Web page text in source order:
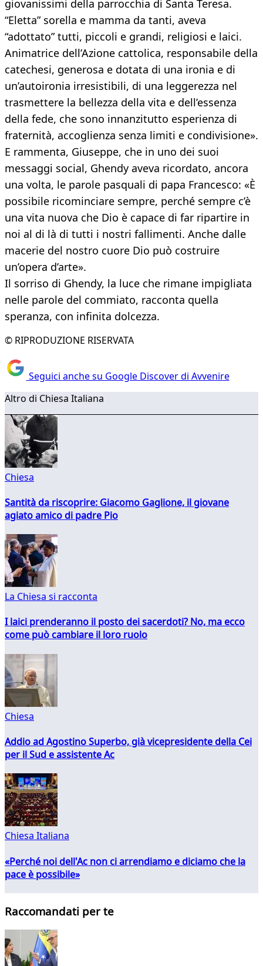
giovanissimi della parrocchia di Santa Teresa.
“Eletta” sorella e mamma da tanti, aveva
“adottato” tutti, piccoli e grandi, religiosi e laici.
Animatrice dell’Azione cattolica, responsabile della
catechesi, generosa e dotata di una ironia e di
un’autoironia irresistibili, di una leggerezza nel
trasmettere la bellezza della vita e dell’essenza
della fede, che sono innanzitutto esperienza di
fraternità, accoglienza senza limiti e condivisione».
E rammenta, Giuseppe, che in uno dei suoi
messaggi social, Ghendy aveva ricordato, ancora
una volta, le parole pasquali di papa Francesco: «È
possibile ricominciare sempre, perché sempre c’è
una vita nuova che Dio è capace di far ripartire in
noi al di là di tutti i nostri fallimenti. Anche dalle
macerie del nostro cuore Dio può costruire
un’opera d’arte».
Il sorriso di Ghendy, la luce che rimane impigliata
nelle parole del commiato, racconta quella
speranza, con infinita dolcezza.
© RIPRODUZIONE RISERVATA
Seguici anche su Google Discover di Avvenire
Altro di Chiesa Italiana
Chiesa
Santità da riscoprire: Giacomo Gaglione, il giovane
agiato amico di padre Pio
La Chiesa si racconta
I laici prenderanno il posto dei sacerdoti? No, ma ecco
come può cambiare il loro ruolo
Chiesa
Addio ad Agostino Superbo, già vicepresidente della Cei
per il Sud e assistente Ac
Chiesa Italiana
«Perché noi dell'Ac non ci arrendiamo e diciamo che la
pace è possibile»
Raccomandati per te